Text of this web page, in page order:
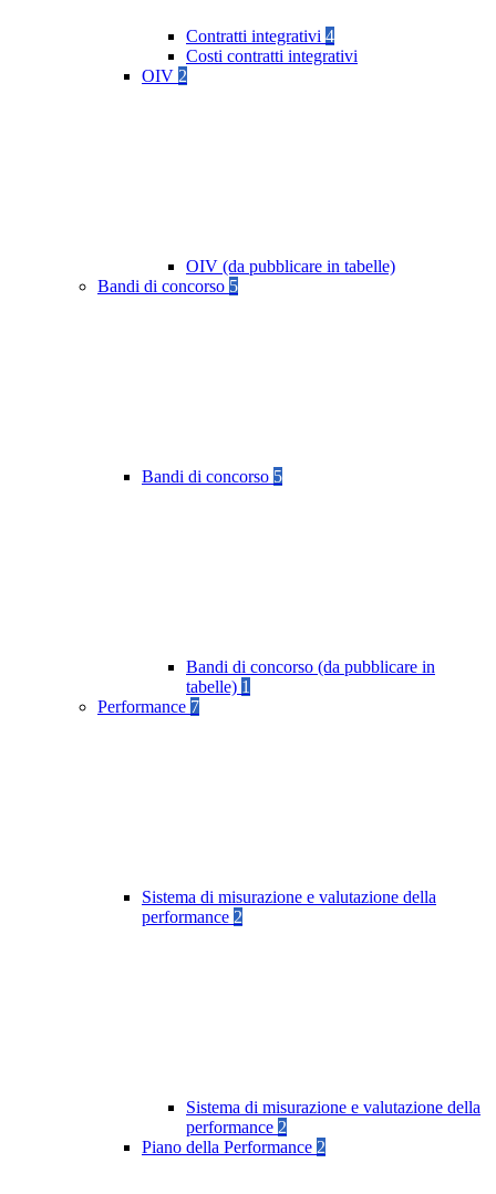
Contratti integrativi 4
Costi contratti integrativi
OIV 2
OIV (da pubblicare in tabelle)
Bandi di concorso 5
Bandi di concorso 5
Bandi di concorso (da pubblicare in
tabelle) 1
Performance 7
Sistema di misurazione e valutazione della
performance 2
Sistema di misurazione e valutazione della
performance 2
Piano della Performance 2